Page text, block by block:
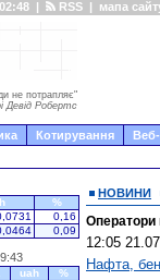
02:48 | RSS | мапа
не потрапляє"
Девід Робертс
Котирування
НОВИНИ
Оператори
12:05
Нафта,
%
0,16
0,09
uah
%